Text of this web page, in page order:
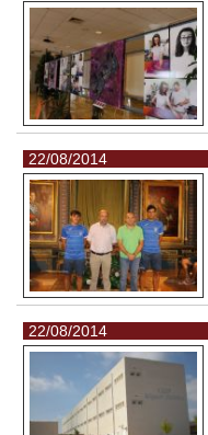
22/08/2014
22/08/2014